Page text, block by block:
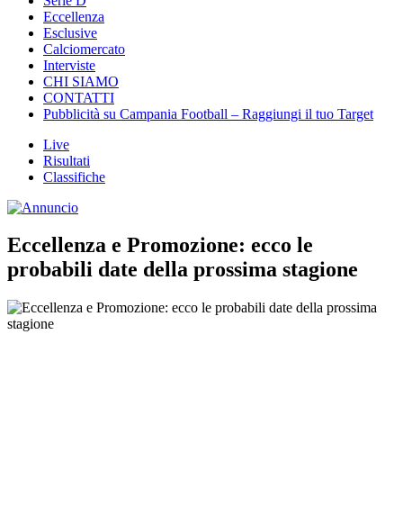
Esclusive
Calciomercato
Interviste
CHI SIAMO
CONTATTI
Pubblicità su Campania Football – Raggiungi il tuo Target
Risultati
Classifiche
Eccellenza e Promozione: ecco le
probabili date della prossima stagione